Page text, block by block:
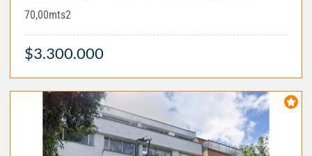
70,00mts2
$3.300.000